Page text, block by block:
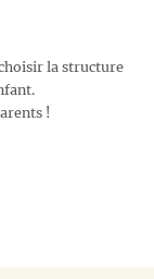
la structure
!